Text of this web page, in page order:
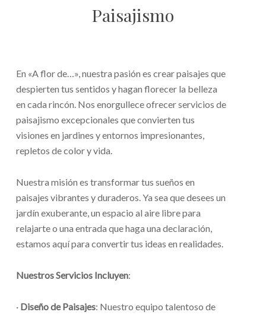
Paisajismo
En «A flor de…», nuestra pasión es crear paisajes que
despierten tus sentidos y hagan florecer la belleza
en cada rincón. Nos enorgullece ofrecer servicios de
paisajismo excepcionales que convierten tus
visiones en jardines y entornos impresionantes,
repletos de color y vida.
Nuestra misión es transformar tus sueños en
paisajes vibrantes y duraderos. Ya sea que desees un
jardín exuberante, un espacio al aire libre para
relajarte o una entrada que haga una declaración,
estamos aquí para convertir tus ideas en realidades.
Nuestros Servicios Incluyen:
· Diseño de Paisajes: Nuestro equipo talentoso de